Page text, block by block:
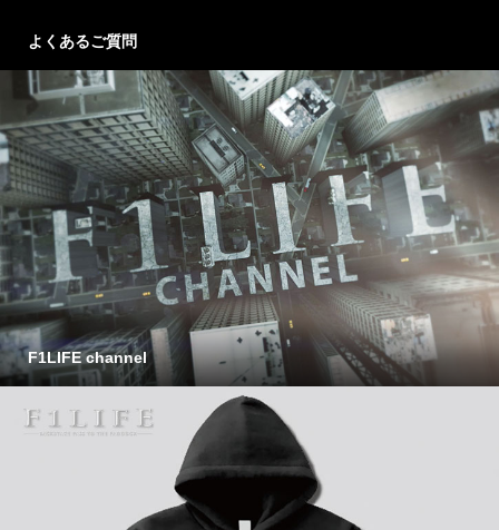
よくあるご質問
F1LIFE channel